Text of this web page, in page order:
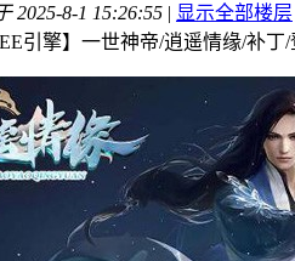
2025-8-1 15:26:55 | 显示全部楼层
引擎】一世神帝/逍遥情缘/补